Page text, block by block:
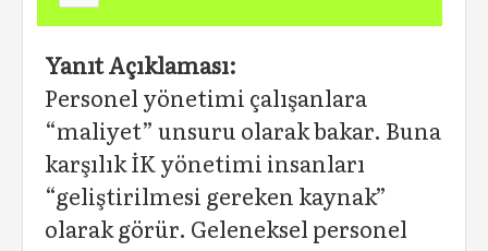
Yanıt Açıklaması:
Personel yönetimi çalışanlara
“maliyet” unsuru olarak bakar. Buna
karşılık İK yönetimi insanları
“geliştirilmesi gereken kaynak”
olarak görür. Geleneksel personel